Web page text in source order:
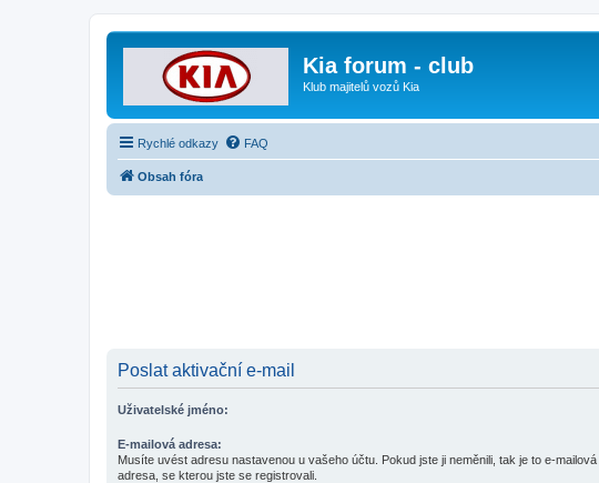
Kia forum - club
Klub majitelů vozů Kia
Rychlé odkazy FAQ
Obsah fóra
Poslat aktivační e-mail
Uživatelské jméno:
E-mailová adresa:
Musíte uvést adresu nastavenou u vašeho účtu. Pokud jste ji neměnili, tak je to e-mailová
adresa, se kterou jste se registrovali.